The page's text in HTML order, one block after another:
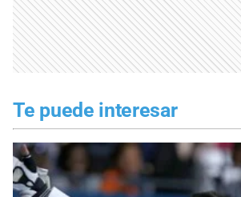
Te puede interesar